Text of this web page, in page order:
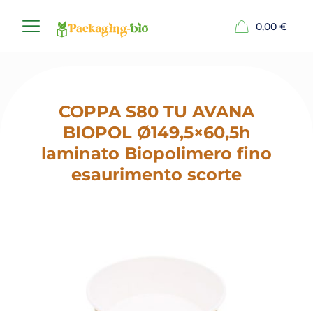
0,00 €
COPPA S80 TU AVANA
BIOPOL Ø149,5×60,5h
laminato Biopolimero fino
esaurimento scorte